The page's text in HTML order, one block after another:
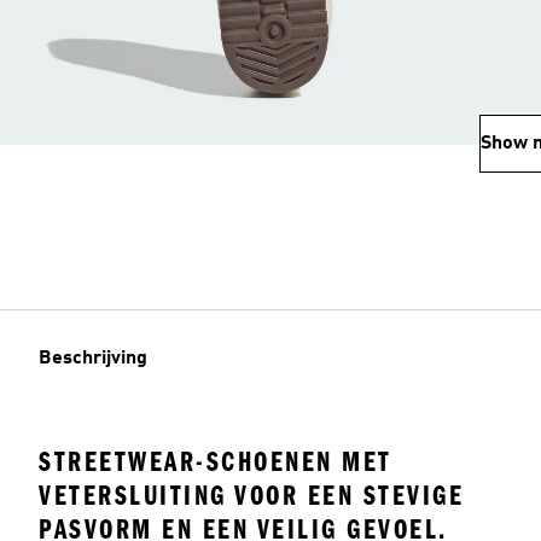
Show
Beschrijving
STREETWEAR-SCHOENEN MET
VETERSLUITING VOOR EEN STEVIGE
PASVORM EN EEN VEILIG GEVOEL.